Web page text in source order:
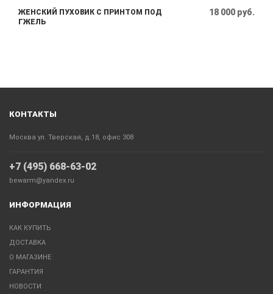
ЖЕНСКИЙ ПУХОВИК С ПРИНТОМ ПОД
ГЖЕЛЬ
18 000 руб.
КОНТАКТЫ
Москва ул. Тверская, д.18, офис 308
+7 (495) 668-63-02
bewarm@yandex.ru
ИНФОРМАЦИЯ
КАК КУПИТЬ
ДОСТАВКА
О МАГАЗИНЕ
ГАРАНТИЯ
НОВОСТИ